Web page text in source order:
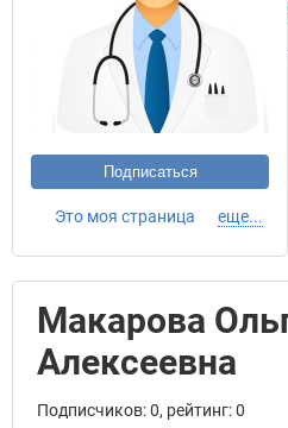
Подписаться
Это моя страница еще...
Макарова
Алексеевна
Подписчиков: 0, рейтинг: 0